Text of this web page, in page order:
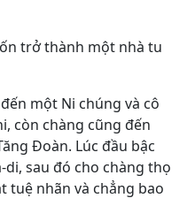
trở thành một nhà tu
một Ni chúng và cô
còn chàng cũng đến
Ðoàn. Lúc đầu bậc
di, sau đó cho chàng thọ
tuệ nhãn và chẳng bao